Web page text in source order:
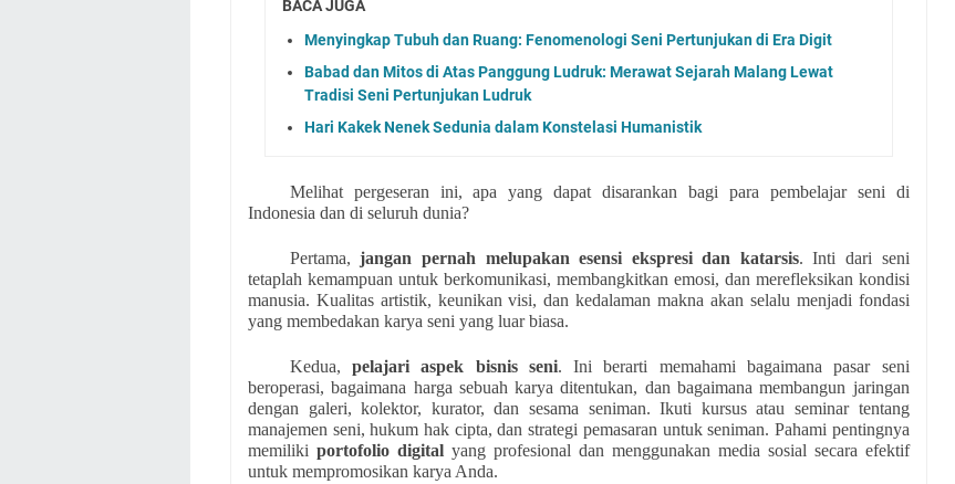
BACA JUGA
Menyingkap Tubuh dan Ruang: Fenomenologi Seni Pertunjukan di Era Digit
Babad dan Mitos di Atas Panggung Ludruk: Merawat Sejarah Malang Lewat
Tradisi Seni Pertunjukan Ludruk
Hari Kakek Nenek Sedunia dalam Konstelasi Humanistik
Melihat pergeseran ini, apa yang dapat disarankan bagi para pembelajar seni di
Indonesia dan di seluruh dunia?
Pertama,jangan pernah melupakan esensi ekspresi dan katarsis. Inti dari seni
tetaplah kemampuan untuk berkomunikasi, membangkitkan emosi, dan merefleksikan kondisi
manusia. Kualitas artistik, keunikan visi, dan kedalaman makna akan selalu menjadi fondasi
yang membedakan karya seni yang luar biasa.
Kedua,pelajari aspek bisnis seni. Ini berarti memahami bagaimana pasar seni
beroperasi, bagaimana harga sebuah karya ditentukan, dan bagaimana membangun jaringan
dengan galeri, kolektor, kurator, dan sesama seniman. Ikuti kursus atau seminar tentang
manajemen seni, hukum hak cipta, dan strategi pemasaran untuk seniman. Pahami pentingnya
memiliki portofolio digitalyang profesional dan menggunakan media sosial secara efektif
untuk mempromosikan karya Anda.